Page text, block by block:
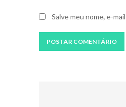
Salve meu nome, e-